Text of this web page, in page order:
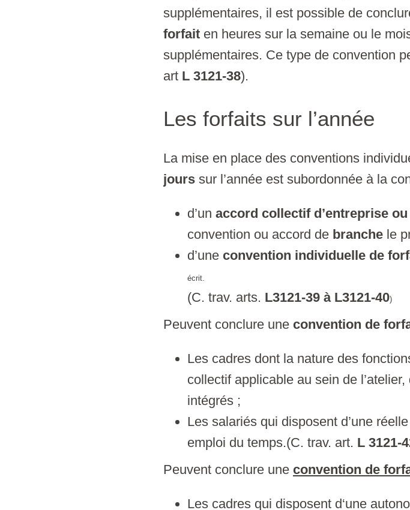
supplémentaires, il est possible de
forfait en heures sur la semaine ou le
supplémentaires. Ce type de convention
art L 3121-38).
Les forfaits sur l’année
La mise en place des conventions
jours sur l’année est subordonnée à la
d’un accord collectif d’entreprise
convention ou accord de branche le
d’une convention individuelle de
écrit.
(C. trav. arts. L3121-39 à L3121-40)
Peuvent conclure une convention de
Les cadres dont la nature des
collectif applicable au sein de
intégrés ;
Les salariés qui disposent d’une
emploi du temps.(C. trav. art. L 3121-
Peuvent conclure une convention de
Les cadres qui disposent d‘une